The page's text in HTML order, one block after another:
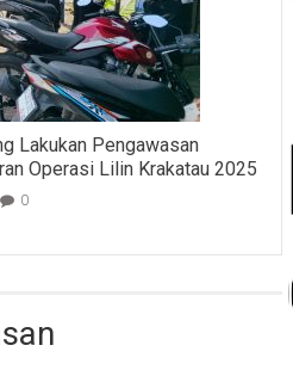
Lakukan Pengawasan
Operasi Lilin Krakatau 2025
0